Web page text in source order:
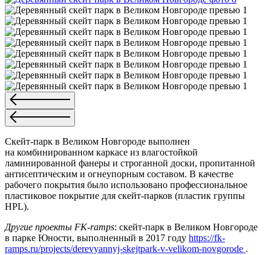
Скейт-парк в Великом Новгороде выполнен
на комбинированном каркасе из влагостойкой
ламинированной фанеры и строганной доски, пропитанной
антисептическим и огнеупорным составом. В качестве
рабочего покрытия было использовано профессиональное
пластиковое покрытие для скейт-парков (пластик группы
HPL).
Другие проекты FK-ramps: cкейт-парк в Великом Новгороде
в парке Юности, выполненный в 2017 году https://fk-
ramps.ru/projects/derevyannyj-skejtpark-v-velikom-novgorode .